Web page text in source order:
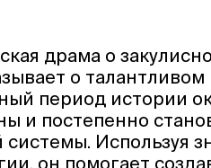
драма о
о талантливом
период истории
и постепенно
системы. Используя
он помогает